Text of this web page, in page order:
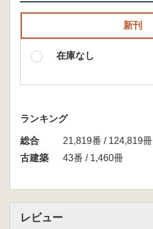
新刊
在庫なし
ランキング
総合
21,819番 / 124,819冊
古建築
43番 / 1,460冊
レビュー